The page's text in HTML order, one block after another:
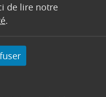
de lire notre
.
13530
61 23 48
- 12h & 13h30-16h /
par mail